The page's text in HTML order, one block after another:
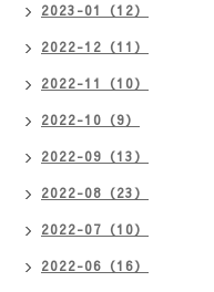
2023-01（12）
2022-12（11）
2022-11（10）
2022-10（9）
2022-09（13）
2022-08（23）
2022-07（10）
2022-06（16）